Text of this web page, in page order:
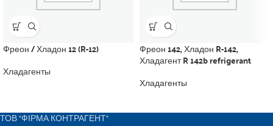
Фреон / Хладон 12 (R-12)
Хладагенты
Фреон 142, Хладон R-142,
Хладагент R 142b refrigerant
Хладагенты
ТОВ "ФІРМА КОНТРАГЕНТ"